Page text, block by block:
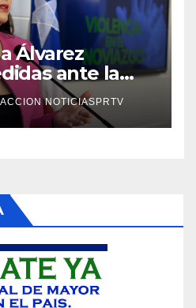
Álvarez
ante la
noviazgo
NOTICIASPRTV